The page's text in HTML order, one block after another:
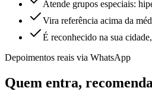
Atende grupos especiais:
Vira referência acima da
É reconhecido na sua
Depoimentos reais via WhatsApp
Quem entra,